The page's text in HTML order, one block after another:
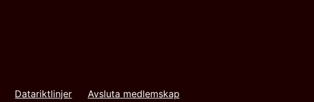
Datariktlinjer Avsluta medlemskap